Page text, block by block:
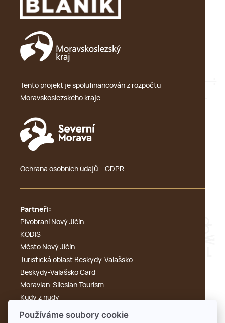
Tento projekt je spolufinancován z rozpočtu
Moravskoslezského kraje
Ochrana osobních údajů – GDPR
Partneři:
Pivobraní Nový Jičín
KODIS
Město Nový Jičín
Turistická oblast Beskydy-Valašsko
Beskydy-Valašsko Card
Moravian-Silesian Tourism
Kudy z nudy
Výletník
Používáme soubory cookie